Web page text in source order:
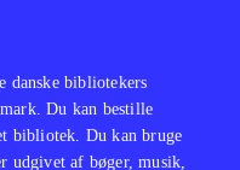
danske bibliotekers
Du kan bestille
bibliotek. Du kan bruge
udgivet af bøger, musik,